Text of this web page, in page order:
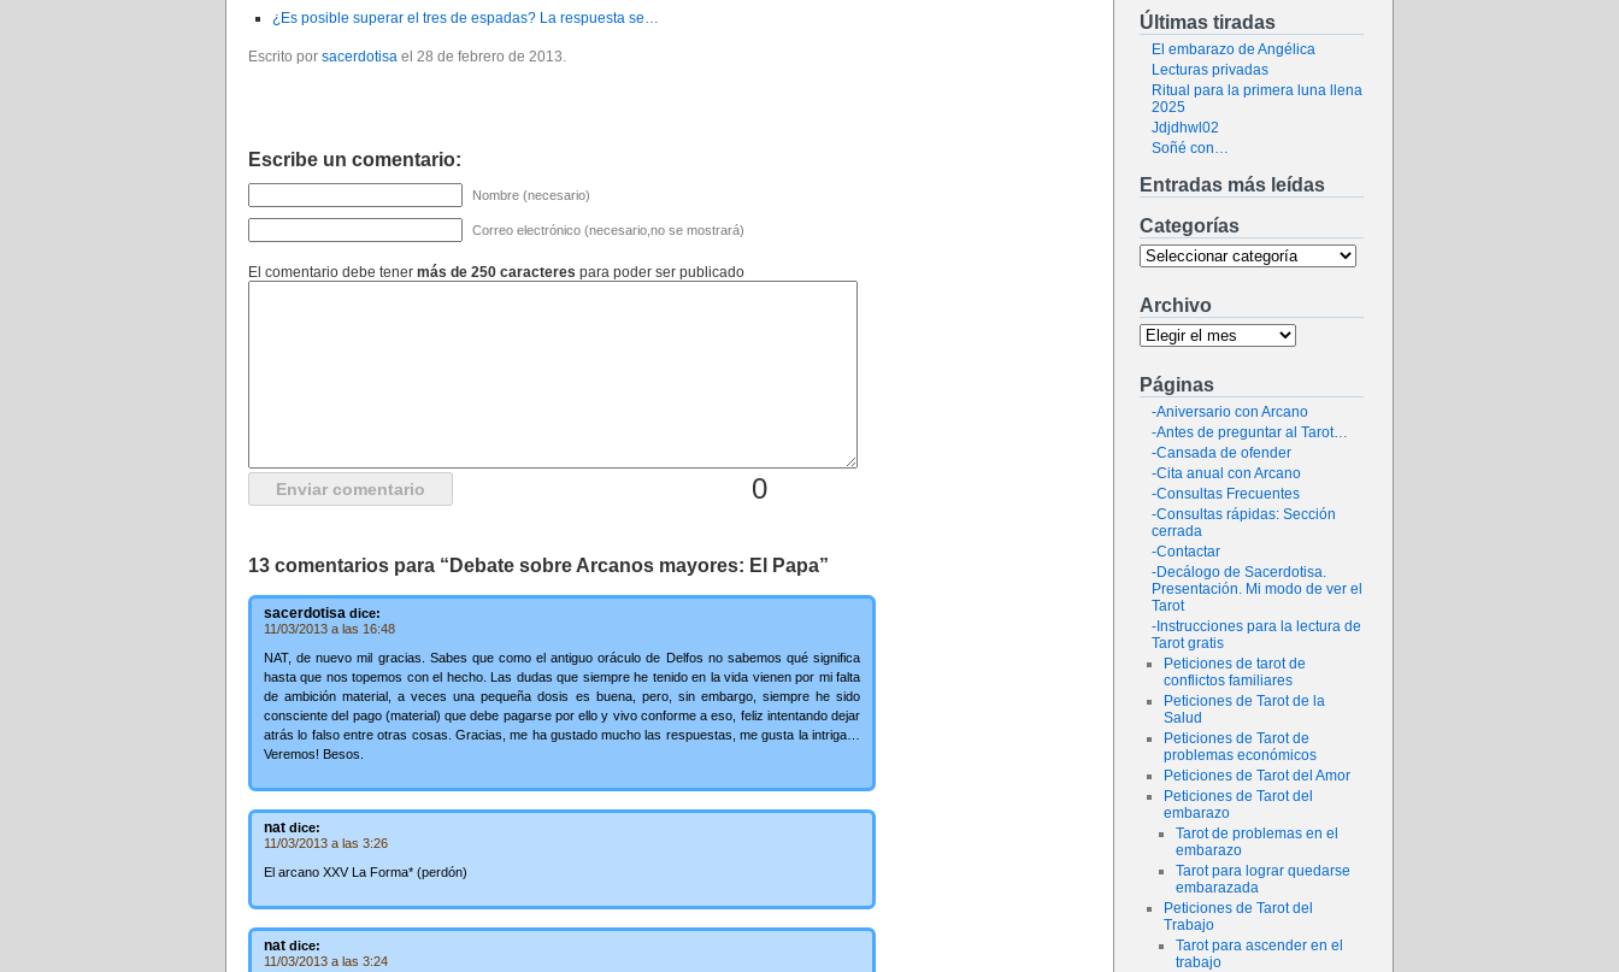
¿Es posible superar el tres de espadas? La respuesta se…
Escrito por sacerdotisa el 28 de febrero de 2013.
Escribe un comentario:
Nombre (necesario)
Correo electrónico (necesario,no se mostrará)
El comentario debe tener más de 250 caracteres para poder ser publicado
0
13 comentarios para “Debate sobre Arcanos mayores: El Papa”
sacerdotisa dice:
11/03/2013 a las 16:48
NAT, de nuevo mil gracias. Sabes que como el antiguo oráculo de Delfos no sabemos qué significa
hasta que nos topemos con el hecho. Las dudas que siempre he tenido en la vida vienen por mi falta
de ambición material, a veces una pequeña dosis es buena, pero, sin embargo, siempre he sido
consciente del pago (material) que debe pagarse por ello y vivo conforme a eso, feliz intentando dejar
atrás lo falso entre otras cosas. Gracias, me ha gustado mucho las respuestas, me gusta la intriga…
Veremos! Besos.
nat dice:
11/03/2013 a las 3:26
El arcano XXV La Forma* (perdón)
nat dice:
11/03/2013 a las 3:24
Últimas tiradas
El embarazo de Angélica
Lecturas privadas
Ritual para la primera luna llena
2025
Jdjdhwl02
Soñé con…
Entradas más leídas
Categorías
Archivo
Páginas
-Aniversario con Arcano
-Antes de preguntar al Tarot…
-Cansada de ofender
-Cita anual con Arcano
-Consultas Frecuentes
-Consultas rápidas: Sección
cerrada
-Contactar
-Decálogo de Sacerdotisa.
Presentación. Mi modo de ver el
Tarot
-Instrucciones para la lectura de
Tarot gratis
Peticiones de tarot de
conflictos familiares
Peticiones de Tarot de la
Salud
Peticiones de Tarot de
problemas económicos
Peticiones de Tarot del Amor
Peticiones de Tarot del
embarazo
Tarot de problemas en el
embarazo
Tarot para lograr quedarse
embarazada
Peticiones de Tarot del
Trabajo
Tarot para ascender en el
trabajo